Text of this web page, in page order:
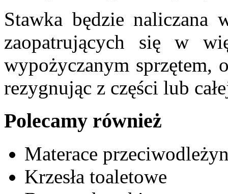
Stawka będzie naliczana
zaopatrujących się w
wypożyczanym sprzętem,
rezygnując z części lub
Polecamy również
Materace
Krzesła toaletowe